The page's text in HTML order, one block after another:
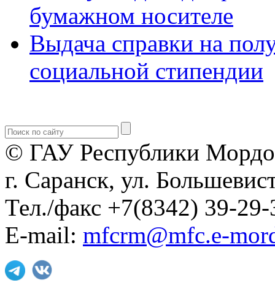
бумажном носителе
Выдача справки на
социальной стипендии
© ГАУ Республики
г. Саранск, ул.
Тел./факс +7(8342) 39-29-
E-mail: mfcrm@mfc.e-